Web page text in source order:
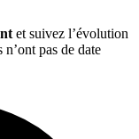
et suivez l’évolution
n’ont pas de date